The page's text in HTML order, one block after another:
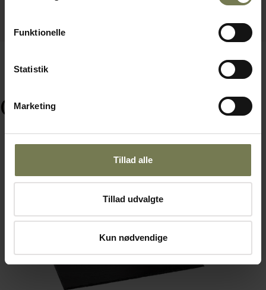
Funktionelle
Statistik
Marketing
Tillad alle
Tillad udvalgte
Kun nødvendige
Ofte købt sammen med